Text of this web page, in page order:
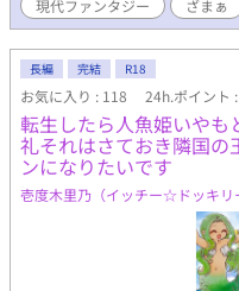
の一日に、実験のディスカ
て、一週間』 かくして集ま
への利用のためと銘打っ
君になにをしてもいいので
恋をしてみようか。 欲を
か。 なにをしてもいい。
めゆめ、忘れてはいけない
は、ね。
現代ファンタジー
ざまぁ
長編 完結 R18
お気に入り : 118 24h.ポイント
転生したら人魚姫いや
礼それはさておき隣国の
ンになりたいです
壱度木里乃（イッチー☆ドッキリ